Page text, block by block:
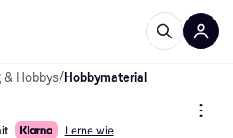
& Hobbys/Hobbymaterial
Lerne wie